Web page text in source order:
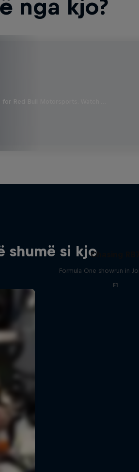
nga kjo?
Red Bull Motorsports. Watch …
shumë si kjoChasing RB7
Formula One showrun in
F1